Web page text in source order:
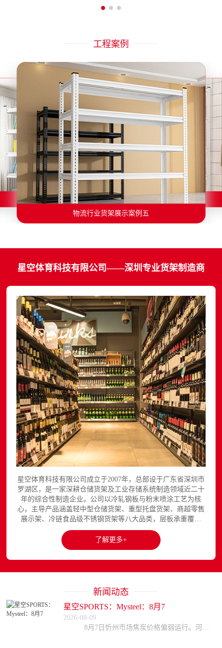
工程案例
物流行业货架展示案例一
物流行业货架展示案例六
物流行业货架展示案例五
物流行业货架展示案例四
物流行业货架展示案例三
物流行业货架展示案例二
星空体育科技有限公司——深圳专业货架制造商
星空体育科技有限公司成立于2007年，总部设于广东省深圳市
罗湖区，是一家深耕仓储货架及工业存储系统制造领域近二十
年的综合性制造企业。公司以冷轧钢板与粉末喷涂工艺为核
心，主导产品涵盖轻中型仓储货架、重型托盘货架、商超零售
展示架、冷链食品级不锈钢货架等八大品类，层板承重覆盖
150至3000kg，产品出口欧美、东南亚、中东等区域市场，已
与国内外超过300家企业建立长期合作关系。星空平台官网提
供完整的产品展示与在线咨询服务...
了解更多+
新闻动态
星空SPORTS：Mysteel：8月7
2026-08-09